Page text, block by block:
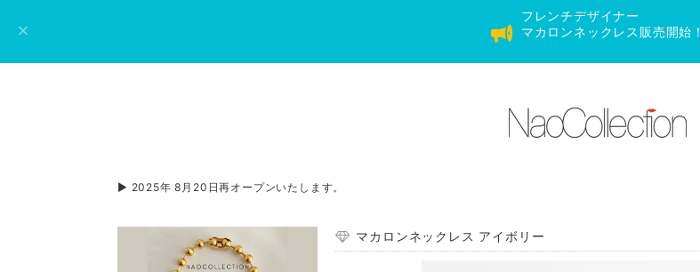
フレンチデザイナー
マカロンネックレス販売開始！
▶︎ 2025年 8月20日再オープンいたします。
マカロンネックレス アイボリー